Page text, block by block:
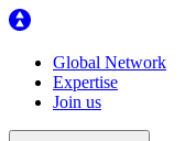
Global Network
Expertise
Join us